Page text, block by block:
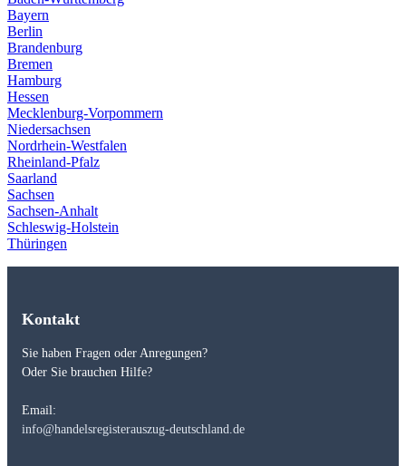
Bayern
Berlin
Brandenburg
Bremen
Hamburg
Hessen
Mecklenburg-Vorpommern
Niedersachsen
Nordrhein-Westfalen
Rheinland-Pfalz
Saarland
Sachsen
Sachsen-Anhalt
Schleswig-Holstein
Thüringen
Kontakt
Sie haben Fragen oder Anregungen?
Oder Sie brauchen Hilfe?
Email:
info@handelsregisterauszug-deutschland.de